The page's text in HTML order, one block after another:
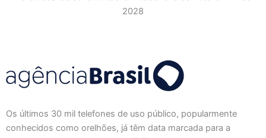
Os últimos 30 mil telefones de uso público, popularmente
conhecidos como orelhões, já têm data marcada para a